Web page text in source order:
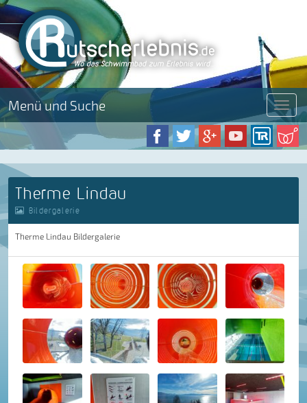
Menü und Suche Menü
Therme Lindau
Bildergalerie
Therme Lindau Bildergalerie